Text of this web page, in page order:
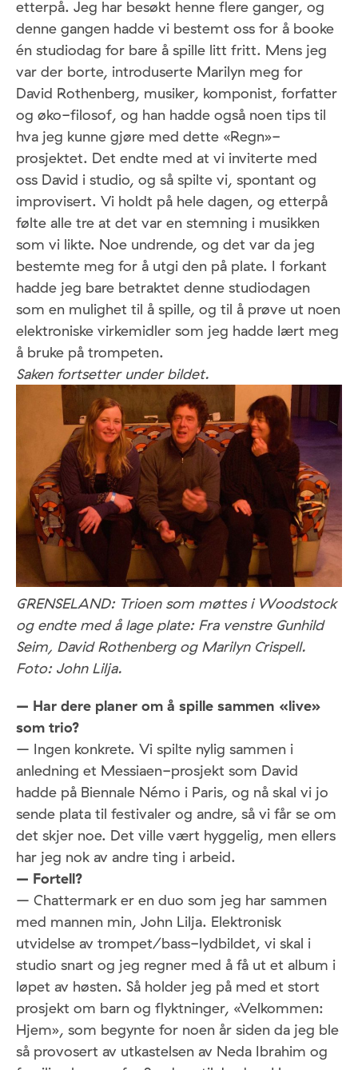
etterpå. Jeg har besøkt henne flere ganger, og
denne gangen hadde vi bestemt oss for å booke
én studiodag for bare å spille litt fritt. Mens jeg
var der borte, introduserte Marilyn meg for
David Rothenberg, musiker, komponist, forfatter
og øko-filosof, og han hadde også noen tips til
hva jeg kunne gjøre med dette «Regn»-
prosjektet. Det endte med at vi inviterte med
oss David i studio, og så spilte vi, spontant og
improvisert. Vi holdt på hele dagen, og etterpå
følte alle tre at det var en stemning i musikken
som vi likte. Noe undrende, og det var da jeg
bestemte meg for å utgi den på plate. I forkant
hadde jeg bare betraktet denne studiodagen
som en mulighet til å spille, og til å prøve ut noen
elektroniske virkemidler som jeg hadde lært meg
å bruke på trompeten.
Saken fortsetter under bildet.
GRENSELAND: Trioen som møttes i Woodstock
og endte med å lage plate: Fra venstre Gunhild
Seim, David Rothenberg og Marilyn Crispell.
Foto: John Lilja.
– Har dere planer om å spille sammen «live»
som trio?
– Ingen konkrete. Vi spilte nylig sammen i
anledning et Messiaen-prosjekt som David
hadde på Biennale Némo i Paris, og nå skal vi jo
sende plata til festivaler og andre, så vi får se om
det skjer noe. Det ville vært hyggelig, men ellers
har jeg nok av andre ting i arbeid.
– Fortell?
– Chattermark er en duo som jeg har sammen
med mannen min, John Lilja. Elektronisk
utvidelse av trompet/bass-lydbildet, vi skal i
studio snart og jeg regner med å få ut et album i
løpet av høsten. Så holder jeg på med et stort
prosjekt om barn og flyktninger, «Velkommen:
Hjem», som begynte for noen år siden da jeg ble
så provosert av utkastelsen av Neda Ibrahim og